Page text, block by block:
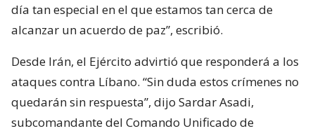
día tan especial en el que estamos tan cerca de
alcanzar un acuerdo de paz”, escribió.
Desde Irán, el Ejército advirtió que responderá a los
ataques contra Líbano. “Sin duda estos crímenes no
quedarán sin respuesta”, dijo Sardar Asadi,
subcomandante del Comando Unificado de